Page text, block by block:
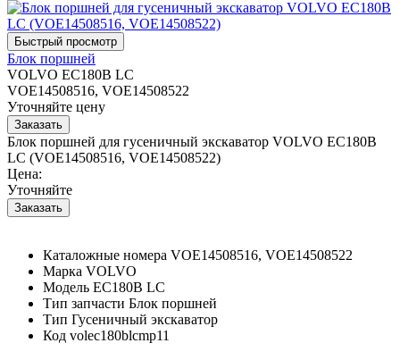
Блок поршней
VOLVO EC180B LC
VOE14508516, VOE14508522
Уточняйте цену
Блок поршней для гусеничный экскаватор VOLVO EC180B
LC (VOE14508516, VOE14508522)
Цена:
Уточняйте
Каталожные номера VOE14508516, VOE14508522
Марка VOLVO
Модель EC180B LC
Тип запчасти Блок поршней
Тип Гусеничный экскаватор
Код volec180blcmp11